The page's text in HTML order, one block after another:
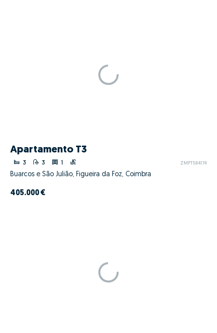
Apartamento T3
3 3 1 ZMPT584174
Buarcos e São Julião, Figueira da Foz, Coimbra
405.000 €